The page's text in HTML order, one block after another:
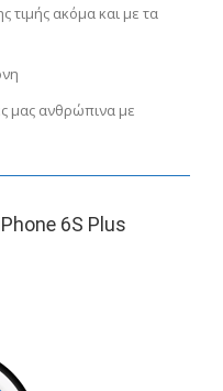
τιμής ακόμα και με τα
μας ανθρώπινα με
6S Plus